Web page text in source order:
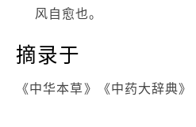
风自愈也。
摘录于
《中华本草》《中药大辞典》